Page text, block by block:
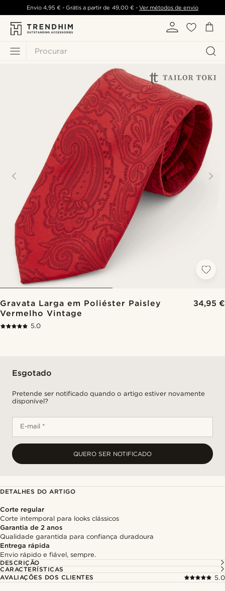
Procurar
Envio 4,95 €- Grátis a partir de 49,00 €- Ver métodos de envio
Gravata Larga em Poliéster Paisley
Vermelho Vintage
34,95 €
5.0
Esgotado
Pretende ser notificado quando o artigo estiver novamente
disponível?
E-mail *
QUERO SER NOTIFICADO
DETALHES DO ARTIGO
Corte regular
Corte intemporal para looks clássicos
Garantia de 2 anos
Qualidade garantida para confiança duradoura
Entrega rápida
Envio rápido e fiável, sempre.
DESCRIÇÃO
CARACTERÍSTICAS
AVALIAÇÕES DOS CLIENTES
5.0